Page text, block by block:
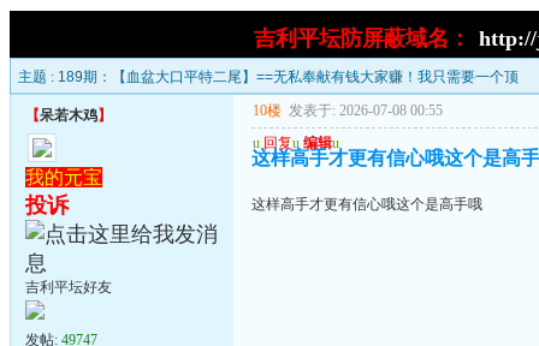
吉利平坛防屏蔽域名： http://
主题 : 189期：【血盆大口平特二尾】==无私奉献有钱大家赚！我只需要一个顶
【呆若木鸡】
我的元宝
投诉
吉利平坛好友
发帖: 49747
10楼 发表于: 2026-07-08 00:55
u 回复u 编辑u
这样高手才更有信心哦这个是高
这样高手才更有信心哦这个是高手哦